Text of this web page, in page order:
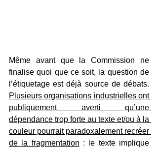
Même avant que la Commission ne
finalise quoi que ce soit, la question de
Plusieurs organisations industrielles ont
publiquement averti qu’une
dépendance trop forte au texte et/ou à la
couleur pourrait paradoxalement recréer
de la fragmentation : le texte implique